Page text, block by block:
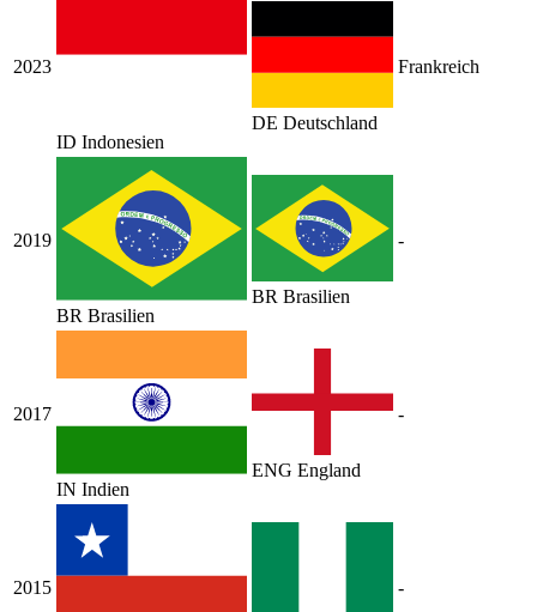
2023
ID Indonesien
DE Deutschland
Frankreich
2019
BR Brasilien
BR Brasilien
-
2017
IN Indien
ENG England
-
2015 -